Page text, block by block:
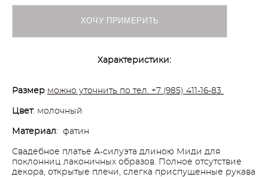
ХОЧУ ПРИМЕРИТЬ
Характеристики:
Размер можно уточнить по тел. +7 (985) 411-16-83
Цвет: молочный
Материал: фатин
Свадебное платье А-силуэта длиною Миди для
поклонниц лаконичных образов. Полное отсутствие
декора, открытые плечи, слегка приспущенные рукава